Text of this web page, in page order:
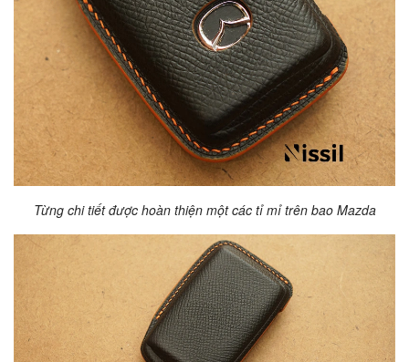
Từng chi tiết được hoàn thiện một các tỉ mỉ trên bao Mazda